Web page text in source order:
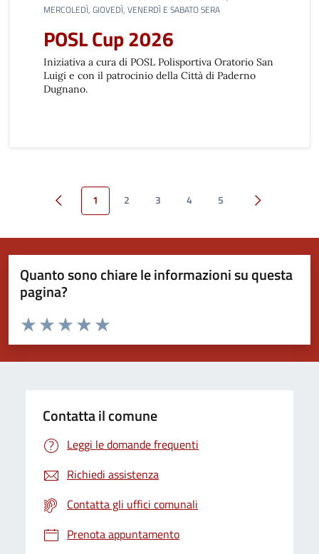
MERCOLEDÌ, GIOVEDÌ, VENERDÌ E SABATO SERA
POSL Cup 2026
Iniziativa a cura di POSL Polisportiva Oratorio San
Luigi e con il patrocinio della Città di Paderno
Dugnano.
Pagina precedente
1 2 3 4 5 Pagina
Quanto sono chiare le informazioni su questa
pagina?
Valuta da 1 a 5 stelle la pagina
Valuta 5 stelle su 5
Valuta 4 stelle su 5
Valuta 3 stelle su 5
Valuta 2 stelle su 5
Valuta 1 stelle su 5
Contatta il comune
Leggi le domande frequenti
Richiedi assistenza
Contatta gli uffici comunali
Prenota appuntamento